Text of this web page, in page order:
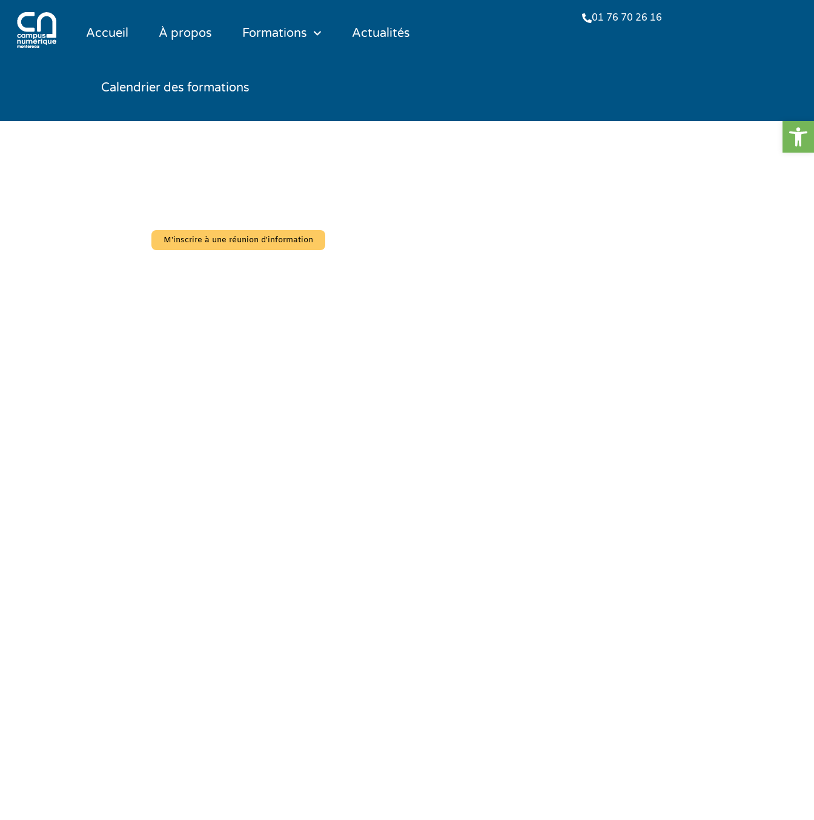
Accueil À propos Formations Actualités
Calendrier des formations
01 76 70 26 16
M'inscrire à une réunion d'information